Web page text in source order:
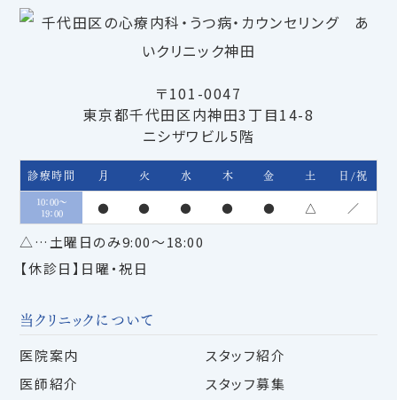
〒101-0047
東京都千代田区内神田3丁目14-8
ニシザワビル5階
診療時間 月 火 水 木 金 土 日/祝
10：00～
19：00
● ● ● ● ● △
／
△…土曜日のみ9:00～18:00
【休診日】日曜・祝日
当クリニックについて
医院案内
医師紹介
スタッフ紹介
スタッフ募集